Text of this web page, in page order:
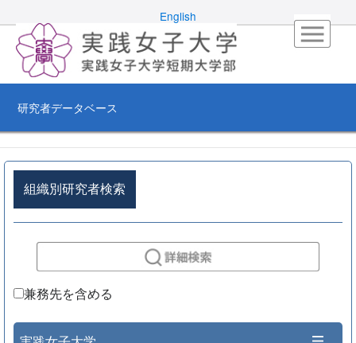
English
研究者データベース
組織別研究者検索
兼務先を含める